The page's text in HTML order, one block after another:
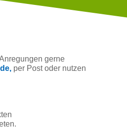
gerne
per Post oder nutzen